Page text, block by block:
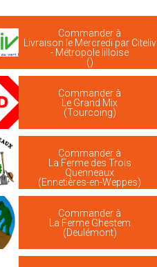
Commander à
Livraison le Mercredi par Citeliv
- Métropole lilloise
()
Commander à
Le Grand Mix
(Tourcoing)
Commander à
La Ferme des Trois
Quenneaux
(Ennetières-en-Weppes)
Commander à
La Ferme Ghestem
(Deulémont)